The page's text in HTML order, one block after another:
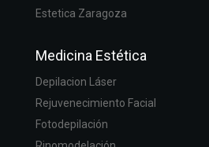
Estetica Zaragoza
Medicina Estética
Depilacion Láser
Rejuvenecimiento Facial
Fotodepilación